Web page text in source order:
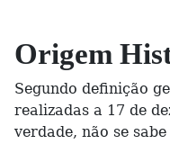
Origem
Segundo definição
realizadas a 17 de
verdade, não se